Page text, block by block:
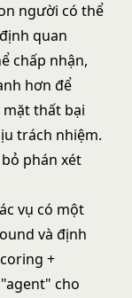
người có thể
quan
chấp nhận,
hơn để
thất bại
trách nhiệm.
phán xét
vụ có một
và định
+
cho